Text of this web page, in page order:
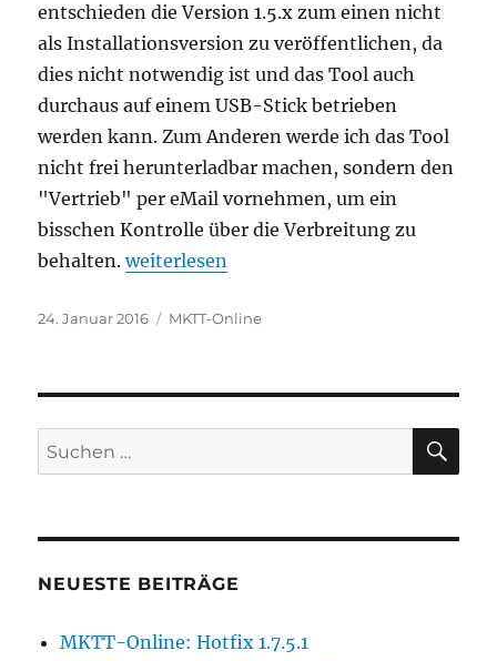
entschieden die Version 1.5.x zum einen nicht
als Installationsversion zu veröffentlichen, da
dies nicht notwendig ist und das Tool auch
durchaus auf einem USB-Stick betrieben
werden kann. Zum Anderen werde ich das Tool
nicht frei herunterladbar machen, sondern den
"Vertrieb" per eMail vornehmen, um ein
bisschen Kontrolle über die Verbreitung zu
behalten.„MKTT-Online – Version 1.5.2 verfügbar“
weiterlesen
Veröffentlicht
24. Januar 2016 Kategorien
MKTT-Online
Suchen
nach:
NEUESTE BEITRÄGE
MKTT-Online: Hotfix 1.7.5.1